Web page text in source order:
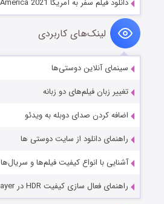
دانلود فیلم سفر به آمریکا Coming 2 America 2021
لینک‌های کاربردی
سینمای آنلاین دوستی‌ها
تغییر زبان فیلم‌های دو زبانه
اضافه کردن صدای دوبله به ویدئو
راهنمای دانلود از سایت دوستی ها
آشنایی با انواع کیفیت فیلم‌ها و سریال‌ها
راهنمای فعال سازی کیفیت HDR در PotPlayer